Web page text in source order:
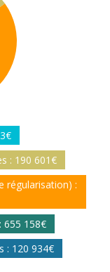
: 190 601€
régularisation) :
655 158€
: 120 934€